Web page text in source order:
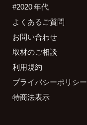
#2020 年代
よくあるご質問
お問い合わせ
取材のご相談
利用規約
プライバシーポリシー
特商法表示